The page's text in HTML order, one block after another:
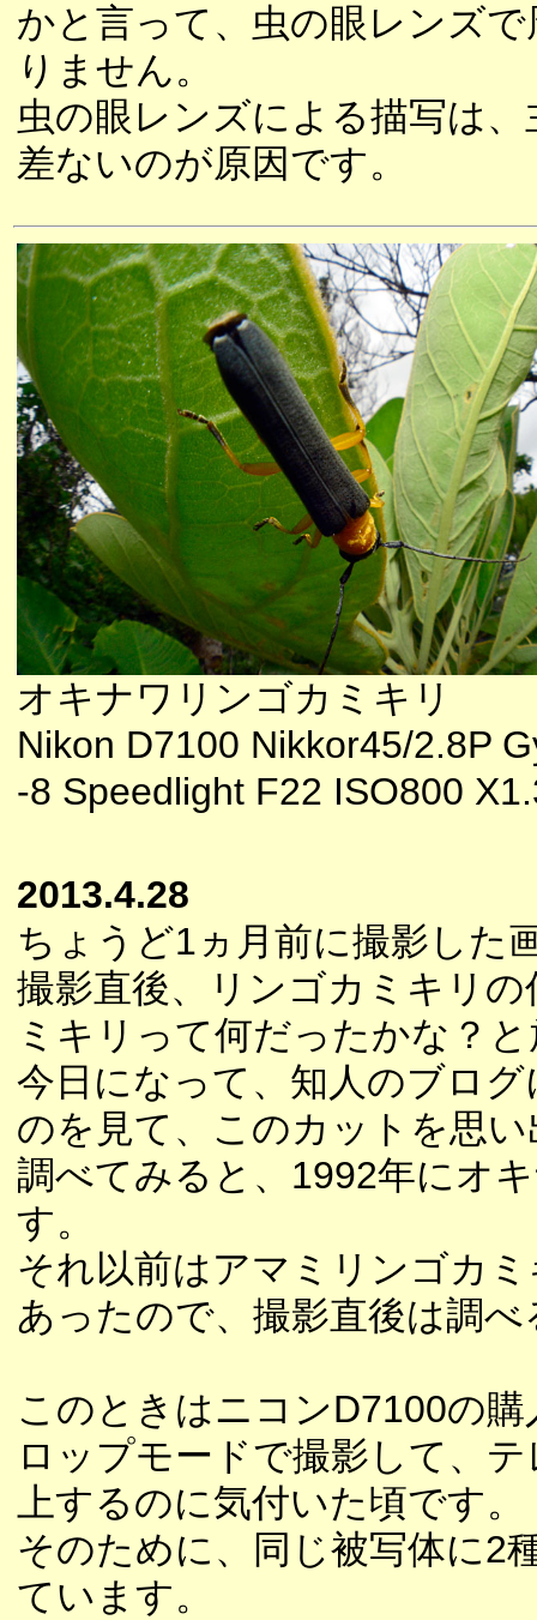
かと言って、虫の眼レンズ
りません。
虫の眼レンズによる描写は
差ないのが原因です。
オキナワリンゴカミキリ
Nikon D7100 Nikkor45/2.8P
-8 Speedlight F22 ISO800
2013.4.28
ちょうど1ヵ月前に撮影した
撮影直後、リンゴカミキリ
ミキリって何だったかな？
今日になって、知人のブロ
のを見て、このカットを思
調べてみると、1992年にオ
す。
それ以前はアマミリンゴカ
あったので、撮影直後は調
このときはニコンD7100の
ロップモードで撮影して、
上するのに気付いた頃です。
そのために、同じ被写体に2
ています。